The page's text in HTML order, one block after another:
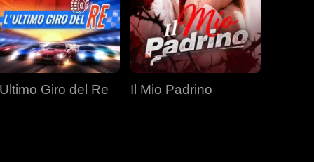
Giro del Re Il Mio Padrino